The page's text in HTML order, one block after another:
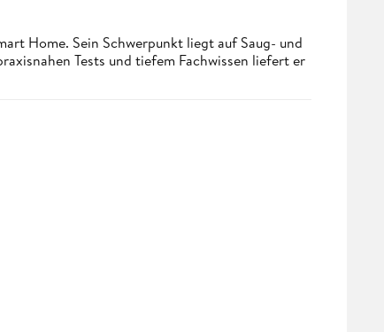
Home. Sein Schwerpunkt liegt auf Saug- und
Tests und tiefem Fachwissen liefert er